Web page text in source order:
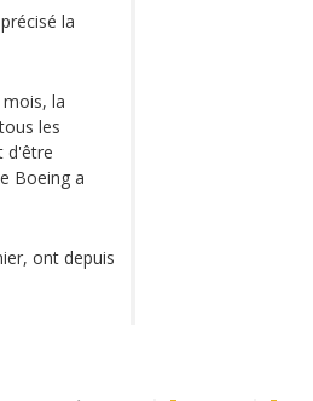
la
la
les
d'être
Boeing a
ont depuis